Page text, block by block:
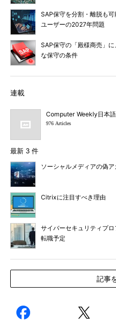
SAP保守を分割・離脱も
ユーザーの2027年問題
SAP保守の「殿様商売」
な保守の条件
連載
Computer Weekly日本
976 Articles
最新 3 件
ソーシャルメディアの偽
Citrixに注目すべき理由
サイバーセキュリティプ
転職予定
記事